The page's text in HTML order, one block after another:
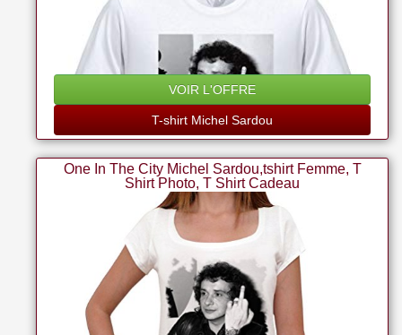
VOIR L'OFFRE
T-shirt Michel Sardou
One In The City Michel Sardou,tshirt Femme, T
Shirt Photo, T Shirt Cadeau